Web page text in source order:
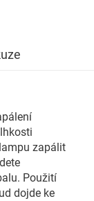
zapálit
Použití
dojde ke